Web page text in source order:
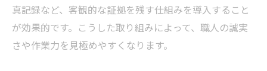
真記録など、客観的な証拠を残す仕組みを導入すること
が効果的です。こうした取り組みによって、職人の誠実
さや作業力を見極めやすくなります。